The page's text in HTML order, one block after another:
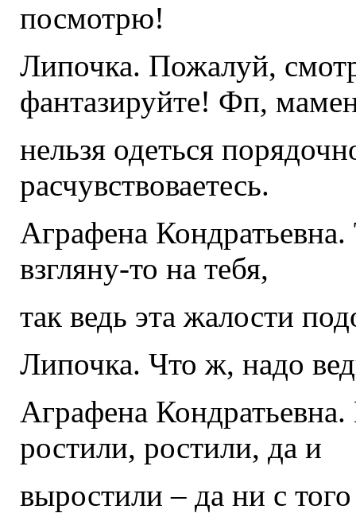
посмотрю!
Липочка. Пожалуй,
фантазируйте! Фп,
нельзя одеться
расчувствоваетесь.
Аграфена
взгляну-то на тебя,
так ведь эта жалости
Липочка. Что ж, надо
Аграфена
ростили, ростили, да и
выростили – да ни с